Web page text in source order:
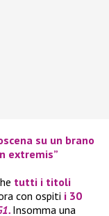
su un brano
extremis”
tutti i titoli
con ospiti i 30
Insomma una